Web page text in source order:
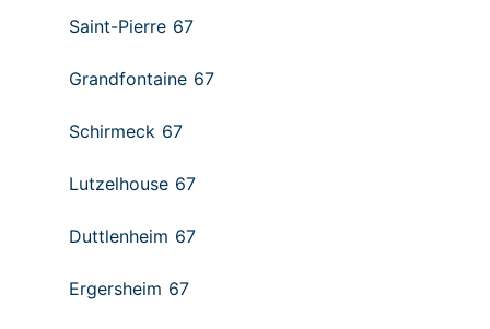
Saint-Pierre 67
Grandfontaine 67
Schirmeck 67
Lutzelhouse 67
Duttlenheim 67
Ergersheim 67